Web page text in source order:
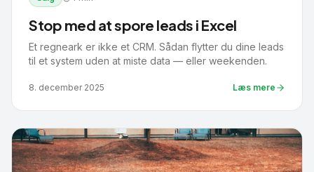
Stop med at spore leads i Excel
Et regneark er ikke et CRM. Sådan flytter du dine leads
til et system uden at miste data — eller weekenden.
8. december 2025 Læs mere